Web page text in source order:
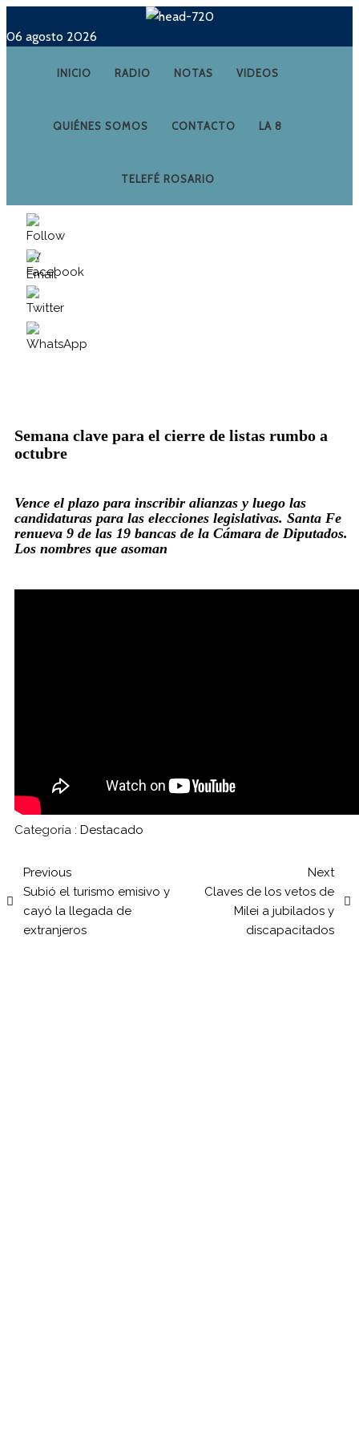
06 agosto 2026
INICIO RADIO NOTAS VIDEOS
QUIÉNES SOMOS CONTACTO LA 8
TELEFÉ ROSARIO
Semana clave para el cierre de listas rumbo a
octubre
Vence el plazo para inscribir alianzas y luego las
candidaturas para las elecciones legislativas. Santa Fe
renueva 9 de las 19 bancas de la Cámara de Diputados.
Los nombres que asoman
Categoría : Destacado
Previous
Subió el turismo emisivo y
cayó la llegada de
extranjeros
Next
Claves de los vetos de
Milei a jubilados y
discapacitados